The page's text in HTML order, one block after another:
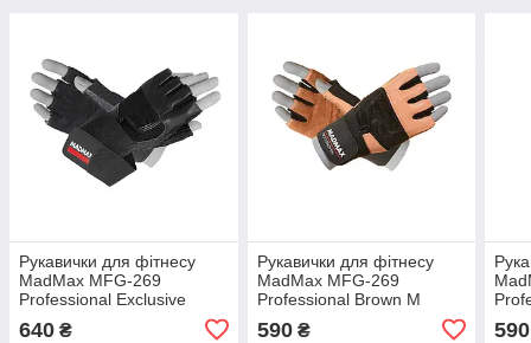
Рукавички для фітнесу
MadMax MFG-269
Professional Exclusive
640 ₴
Рукавички для фітнесу
MadMax MFG-269
Professional Brown M
590₴ 590